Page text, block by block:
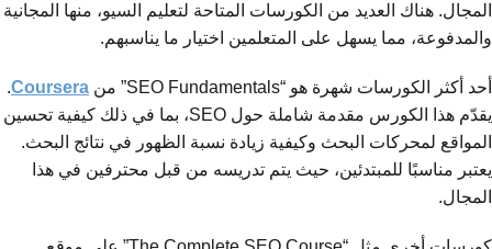
المجال. هناك العديد من الكورسات المتاحة لتعليم السيو، منها المجانية
والمدفوعة، مما يسهل على المتعلمين اختيار ما يناسبهم.
أحد أكثر الكورسات شهرة هو “SEO Fundamentals” من Coursera
.
يقدّم هذا الكورس مقدمة شاملة حول SEO، بما في ذلك كيفية تحسين
المواقع لمحركات البحث وكيفية زيادة نسبة الظهور في نتائج البحث.
يعتبر مناسبًا للمبتدئين، حيث يتم تدريسه من قبل محترفين في هذا
المجال.